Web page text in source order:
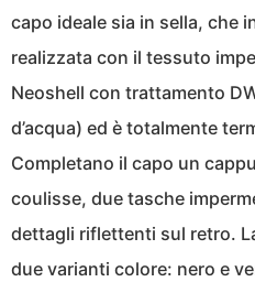
capo ideale sia in sella, che
realizzata con il tessuto
Neoshell con trattamento
d’acqua) ed è totalmente
Completano il capo un
coulisse, due tasche
dettagli riflettenti sul retro.
due varianti colore: nero e